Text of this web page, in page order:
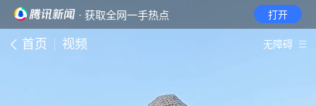
· 获取全网一手热点 打开
首页 视频 无障碍